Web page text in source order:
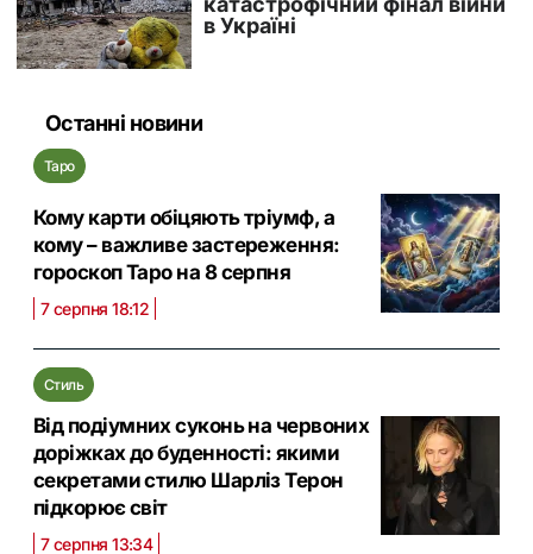
Останні новини
Таро
Кому карти обіцяють тріумф, а
кому – важливе застереження:
гороскоп Таро на 8 серпня
7 серпня 18:12
Стиль
Від подіумних суконь на червоних
доріжках до буденності: якими
секретами стилю Шарліз Терон
підкорює світ
7 серпня 13:34